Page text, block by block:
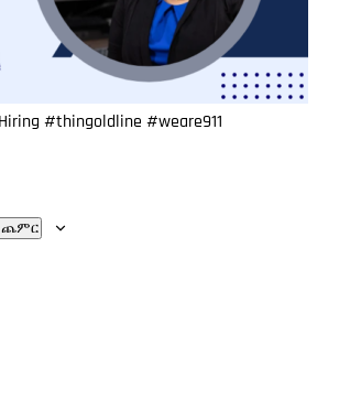
#thingoldline #weare911
ጨምር